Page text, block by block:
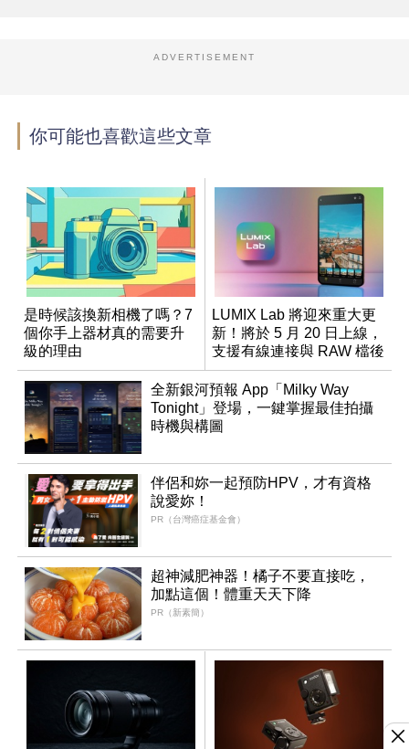
ADVERTISEMENT
你可能也喜歡這些文章
是時候該換新相機了嗎？7
個你手上器材真的需要升
級的理由
LUMIX Lab 將迎來重大更
新！將於 5 月 20 日上線，
支援有線連接與 RAW 檔後
製
全新銀河預報 App「Milky Way
Tonight」登場，一鍵掌握最佳拍攝
時機與構圖
伴侶和妳一起預防HPV，才有資格
說愛妳！
PR（台灣癌症基金會）
超神減肥神器！橘子不要直接吃，
加點這個！體重天天下降
PR（新素簡）